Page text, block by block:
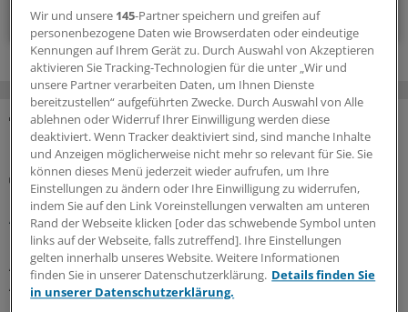
Zum Abonnieren bitte anmelden
MEHR ZUM THEMA
Gesundheitsbezogene Testlogos
Bundesgerichtshof zu Focus-Ärztesiegeln: Für
Ärzterankings gelten strenge Maßstäbe
Der Bundesgerichtshof verschärft Anforderungen an
Ärztesiegel: Focus-Auszeichnungen müssten
Aussagekraft und Grenzen des Rankings klar erkennen
lassen. Das OLG muss nun erneut prüfen, ob
Wir und unsere 145-Partner speichern und greifen auf
personenbezogene Daten wie Browserdaten oder eindeutige
Kennungen auf Ihrem Gerät zu. Durch Auswahl von Akzeptieren
aktivieren Sie Tracking-Technologien für die unter „Wir und
unsere Partner verarbeiten Daten, um Ihnen Dienste
bereitzustellen“ aufgeführten Zwecke. Durch Auswahl von Alle
ablehnen oder Widerruf Ihrer Einwilligung werden diese
deaktiviert. Wenn Tracker deaktiviert sind, sind manche Inhalte
und Anzeigen möglicherweise nicht mehr so relevant für Sie. Sie
können dieses Menü jederzeit wieder aufrufen, um Ihre
Einstellungen zu ändern oder Ihre Einwilligung zu widerrufen,
indem Sie auf den Link Voreinstellungen verwalten am unteren
Rand der Webseite klicken [oder das schwebende Symbol unten
links auf der Webseite, falls zutreffend]. Ihre Einstellungen
gelten innerhalb unseres Website. Weitere Informationen
finden Sie in unserer Datenschutzerklärung. Details finden Sie
in unserer Datenschutzerklärung.